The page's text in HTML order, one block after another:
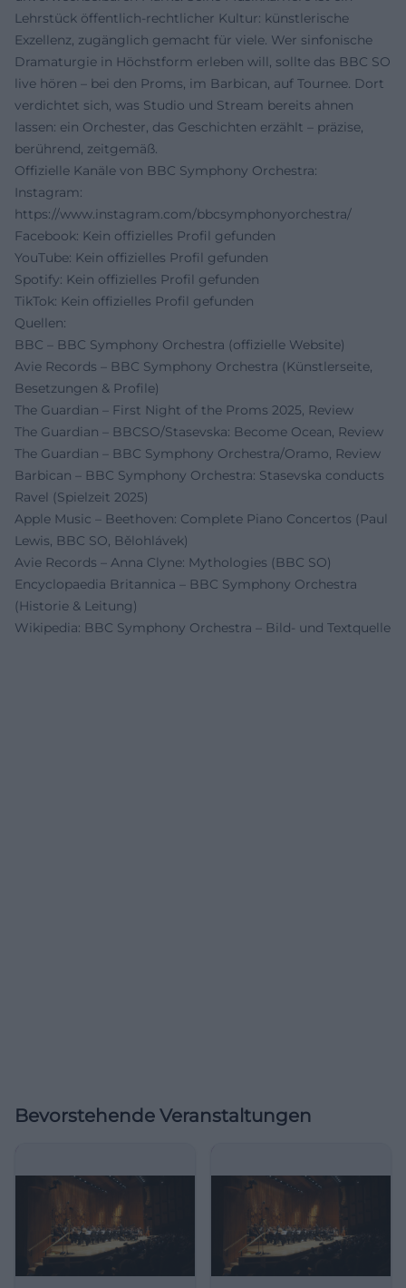
Lehrstück öffentlich-rechtlicher Kultur: künstlerische
Exzellenz, zugänglich gemacht für viele. Wer sinfonische
Dramaturgie in Höchstform erleben will, sollte das BBC SO
live hören – bei den Proms, im Barbican, auf Tournee. Dort
verdichtet sich, was Studio und Stream bereits ahnen
lassen: ein Orchester, das Geschichten erzählt – präzise,
berührend, zeitgemäß.
Offizielle Kanäle von BBC Symphony Orchestra:
Instagram:
https://www.instagram.com/bbcsymphonyorchestra/
Facebook: Kein offizielles Profil gefunden
YouTube: Kein offizielles Profil gefunden
Spotify: Kein offizielles Profil gefunden
TikTok: Kein offizielles Profil gefunden
Quellen:
BBC – BBC Symphony Orchestra (offizielle Website)
Avie Records – BBC Symphony Orchestra (Künstlerseite,
Besetzungen & Profile)
The Guardian – First Night of the Proms 2025, Review
The Guardian – BBCSO/Stasevska: Become Ocean, Review
The Guardian – BBC Symphony Orchestra/Oramo, Review
Barbican – BBC Symphony Orchestra: Stasevska conducts
Ravel (Spielzeit 2025)
Apple Music – Beethoven: Complete Piano Concertos (Paul
Lewis, BBC SO, Bělohlávek)
Avie Records – Anna Clyne: Mythologies (BBC SO)
Encyclopaedia Britannica – BBC Symphony Orchestra
(Historie & Leitung)
Wikipedia: BBC Symphony Orchestra – Bild- und Textquelle
Bevorstehende Veranstaltungen